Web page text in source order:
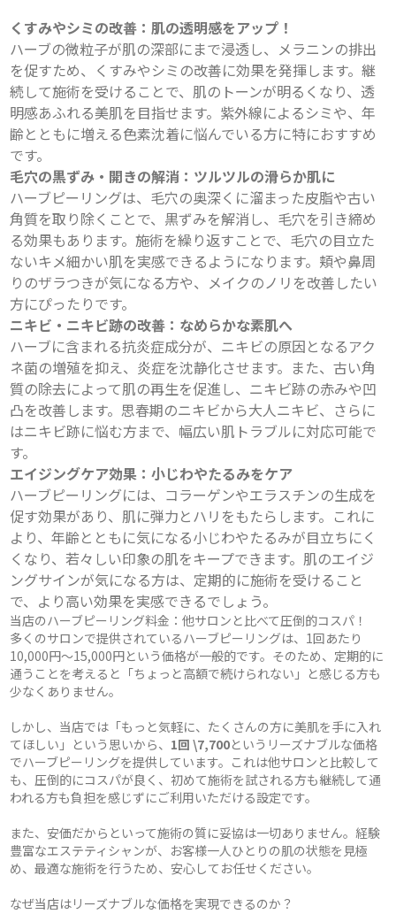
くすみやシミの改善：肌の透明感をアップ！
ハーブの微粒子が肌の深部にまで浸透し、メラニンの排出
を促すため、くすみやシミの改善に効果を発揮します。継
続して施術を受けることで、肌のトーンが明るくなり、透
明感あふれる美肌を目指せます。紫外線によるシミや、年
齢とともに増える色素沈着に悩んでいる方に特におすすめ
です。
毛穴の黒ずみ・開きの解消：ツルツルの滑らか肌に
ハーブピーリングは、毛穴の奥深くに溜まった皮脂や古い
角質を取り除くことで、黒ずみを解消し、毛穴を引き締め
る効果もあります。施術を繰り返すことで、毛穴の目立た
ないキメ細かい肌を実感できるようになります。頬や鼻周
りのザラつきが気になる方や、メイクのノリを改善したい
方にぴったりです。
ニキビ・ニキビ跡の改善：なめらかな素肌へ
ハーブに含まれる抗炎症成分が、ニキビの原因となるアク
ネ菌の増殖を抑え、炎症を沈静化させます。また、古い角
質の除去によって肌の再生を促進し、ニキビ跡の赤みや凹
凸を改善します。思春期のニキビから大人ニキビ、さらに
はニキビ跡に悩む方まで、幅広い肌トラブルに対応可能で
す。
エイジングケア効果：小じわやたるみをケア
ハーブピーリングには、コラーゲンやエラスチンの生成を
促す効果があり、肌に弾力とハリをもたらします。これに
より、年齢とともに気になる小じわやたるみが目立ちにく
くなり、若々しい印象の肌をキープできます。肌のエイジ
ングサインが気になる方は、定期的に施術を受けること
で、より高い効果を実感できるでしょう。
当店のハーブピーリング料金：他サロンと比べて圧倒的コスパ！
多くのサロンで提供されているハーブピーリングは、1回あたり
10,000円～15,000円という価格が一般的です。そのため、定期的に
通うことを考えると「ちょっと高額で続けられない」と感じる方も
少なくありません。
しかし、当店では「もっと気軽に、たくさんの方に美肌を手に入れ
てほしい」という思いから、 1回 \7,700というリーズナブルな価格
でハーブピーリングを提供しています。これは他サロンと比較して
も、圧倒的にコスパが良く、初めて施術を試される方も継続して通
われる方も負担を感じずにご利用いただける設定です。
また、安価だからといって施術の質に妥協は一切ありません。経験
豊富なエステティシャンが、お客様一人ひとりの肌の状態を見極
め、最適な施術を行うため、安心してお任せください。
なぜ当店はリーズナブルな価格を実現できるのか？